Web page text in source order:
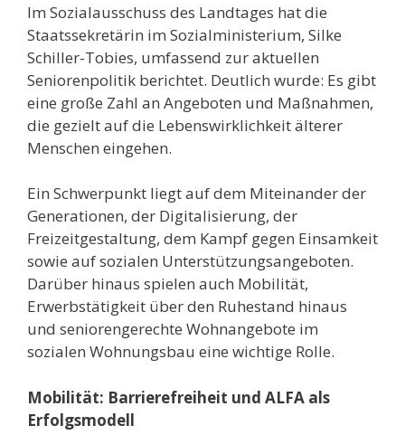
Im Sozialausschuss des Landtages hat die
Staatssekretärin im Sozialministerium, Silke
Schiller-Tobies, umfassend zur aktuellen
Seniorenpolitik berichtet. Deutlich wurde: Es gibt
eine große Zahl an Angeboten und Maßnahmen,
die gezielt auf die Lebenswirklichkeit älterer
Menschen eingehen.
Ein Schwerpunkt liegt auf dem Miteinander der
Generationen, der Digitalisierung, der
Freizeitgestaltung, dem Kampf gegen Einsamkeit
sowie auf sozialen Unterstützungsangeboten.
Darüber hinaus spielen auch Mobilität,
Erwerbstätigkeit über den Ruhestand hinaus
und seniorengerechte Wohnangebote im
sozialen Wohnungsbau eine wichtige Rolle.
Mobilität: Barrierefreiheit und ALFA als
Erfolgsmodell